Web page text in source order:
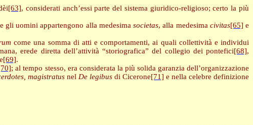
[63], considerati anch’essi parte del sistema giuridico-religioso; certo la più
gli uomini appartengono alla medesimasocietas, alla medesima civitas[65] e
come una somma di atti e comportamenti, ai quali collettività e individui
erede diretta dell’attività “storiografica” del collegio dei pontefici[68],
[69].
; al tempo stesso, era considerata la più solida garanzia dell’organizzazione
magistratusnel De legibusdi Cicerone[71] e nella celebre definizione